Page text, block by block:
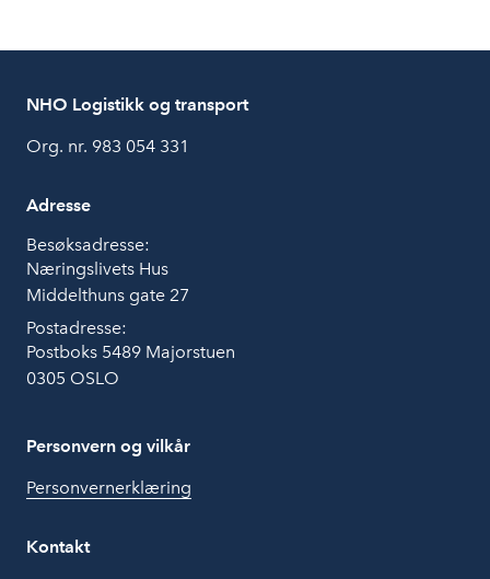
NHO Logistikk og transport
Org. nr. 983 054 331
Adresse
Besøksadresse:
Næringslivets Hus
Middelthuns gate 27
Postadresse:
Postboks 5489 Majorstuen
0305 OSLO
Personvern og vilkår
Personvernerklæring
Kontakt